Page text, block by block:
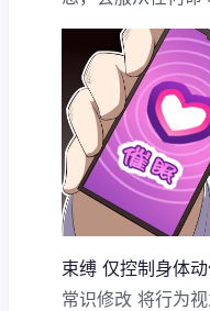
束缚 仅控制身体
常识修改 将行为